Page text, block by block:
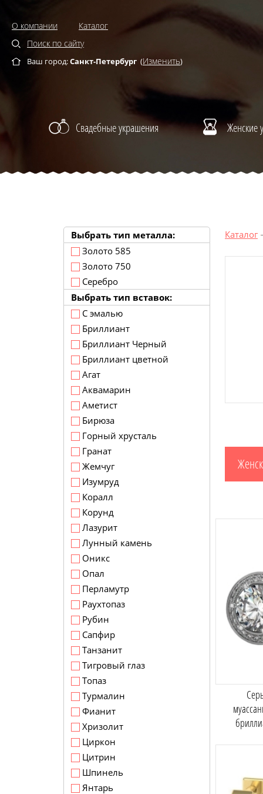
О компании
Каталог
Поиск по сайту
Ваш город:Санкт-Петербург (Изменить)
Свадебные украшения Женские
Выбрать тип металла:
Золото 585
Золото 750
Серебро
Выбрать тип вставок:
С эмалью
Бриллиант
Бриллиант Черный
Бриллиант цветной
Агат
Аквамарин
Аметист
Бирюза
Горный хрусталь
Гранат
Жемчуг
Изумруд
Коралл
Корунд
Лазурит
Лунный камень
Оникс
Опал
Перламутр
Раухтопаз
Рубин
Сапфир
Танзанит
Тигровый глаз
Топаз
Турмалин
Фианит
Хризолит
Циркон
Цитрин
Шпинель
Янтарь
Каталог